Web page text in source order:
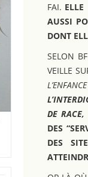
FAI.
AUSSI
DONT
SELON
VEILLE
DE
DES
DES